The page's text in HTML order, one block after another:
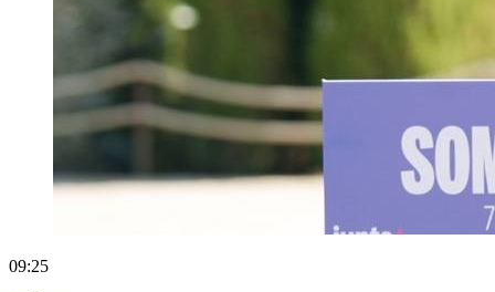
09:25